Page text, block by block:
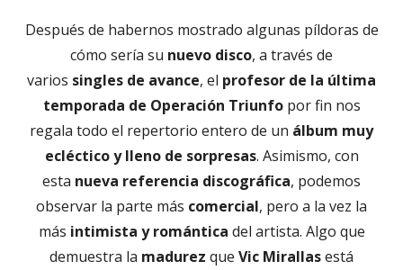
Después de habernos mostrado algunas píldoras de
cómo sería su nuevo disco, a través de
varios singles de avance, el profesor de la última
temporada de Operación Triunfopor fin nos
regala todo el repertorio entero de un álbum muy
ecléctico y lleno de sorpresas. Asimismo, con
esta nueva referencia discográfica, podemos
observar la parte más comercial, pero a la vez la
más intimista y romántica del artista. Algo que
demuestra la madurez que Vic Mirallasestá